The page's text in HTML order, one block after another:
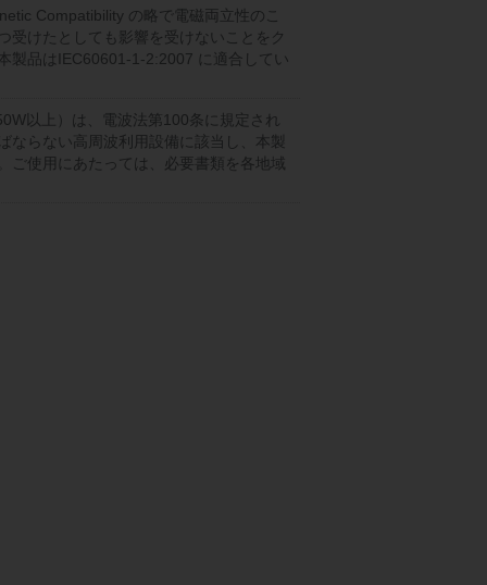
Compatibility の略で電磁両立性のこ
受けたとしても影響を受けないことをク
製品はIEC60601-1-2:2007 に適合してい
以上）は、電波法第100条に規定され
ならない高周波利用設備に該当し、本製
ご使用にあたっては、必要書類を各地域